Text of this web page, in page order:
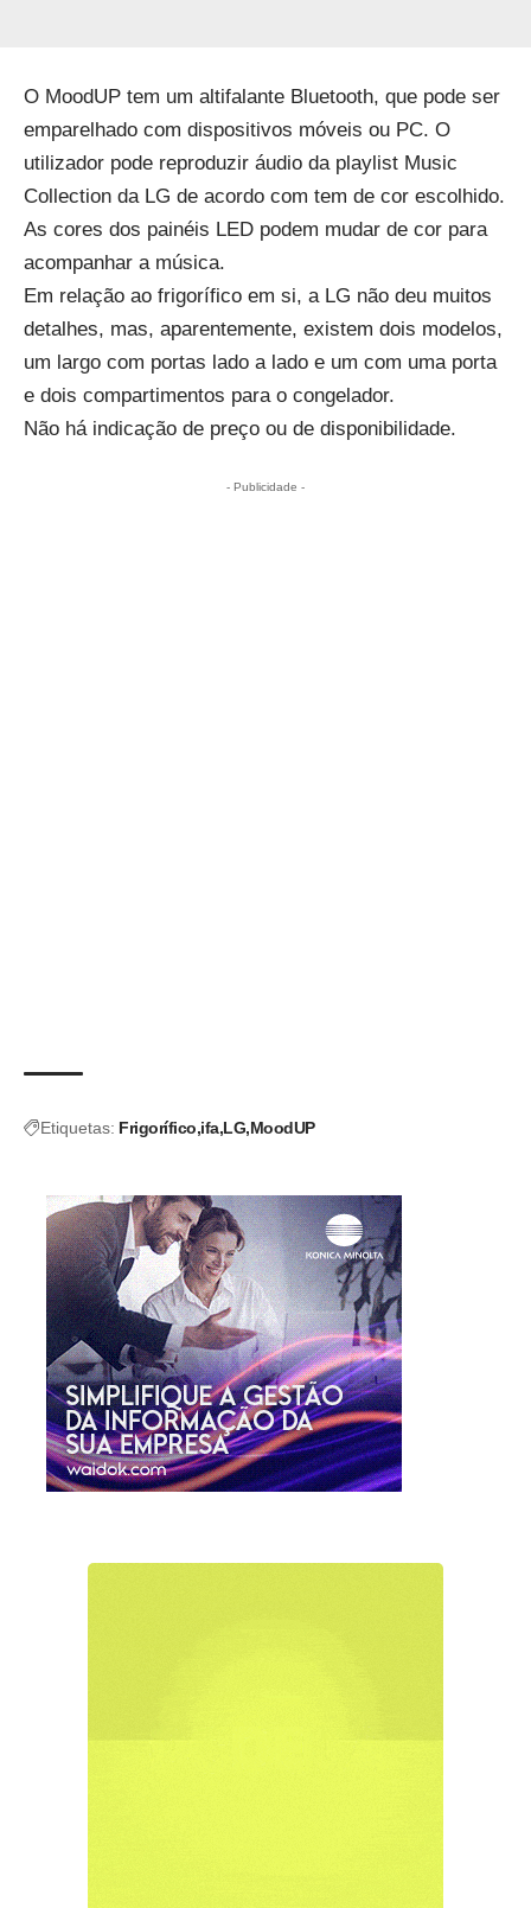
O MoodUP tem um altifalante Bluetooth, que pode ser
emparelhado com dispositivos móveis ou PC. O
utilizador pode reproduzir áudio da playlist Music
Collection da LG de acordo com tem de cor escolhido.
As cores dos painéis LED podem mudar de cor para
acompanhar a música.
Em relação ao frigorífico em si, a LG não deu muitos
detalhes, mas, aparentemente, existem dois modelos,
um largo com portas lado a lado e um com uma porta
e dois compartimentos para o congelador.
Não há indicação de preço ou de disponibilidade.
- Publicidade -
Etiquetas: Frigorífico ifa LG MoodUP